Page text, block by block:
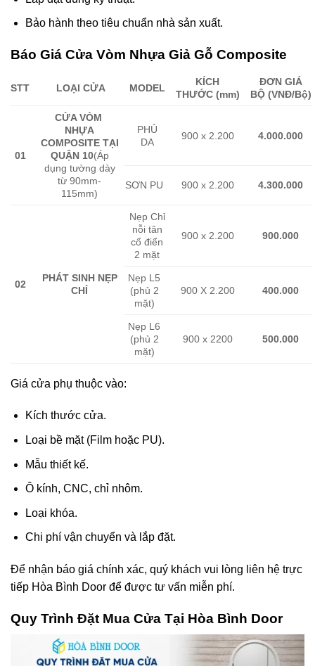
Bảo hành theo tiêu chuẩn nhà sản xuất.
Báo Giá Cửa Vòm Nhựa Giả Gỗ Composite
STT LOẠI CỬA MODEL
KÍCH
THƯỚC (mm)
ĐƠN GIÁ
BỘ (VNĐ/Bộ)
01
CỬA VÒM
NHỰA
COMPOSITE TẠI
QUẬN 10(Áp
dụng tường dày
từ 90mm-
115mm)
PHỦ
DA
900 x 2.200 4.000.000
SƠN PU 900 x 2.200 4.300.000
02
PHÁT SINH NẸP
CHỈ
Nẹp Chỉ
nỗi tân
cổ điển
2 mặt
900 x 2.200 900.000
Nẹp L5
(phủ 2
mặt)
900 X 2.200 400.000
Nẹp L6
(phủ 2
mặt)
900 x 2200 500.000
Giá cửa phụ thuộc vào:
Kích thước cửa.
Loại bề mặt (Film hoặc PU).
Mẫu thiết kế.
Ô kính, CNC, chỉ nhôm.
Loại khóa.
Chi phí vận chuyển và lắp đặt.
Để nhận báo giá chính xác, quý khách vui lòng liên hệ trực
tiếp Hòa Bình Door để được tư vấn miễn phí.
Quy Trình Đặt Mua Cửa Tại Hòa Bình Door